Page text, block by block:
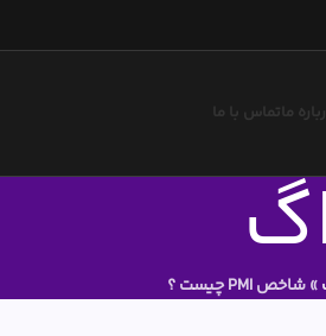
ماتماس با ما
»شاخص PMI چیست ؟